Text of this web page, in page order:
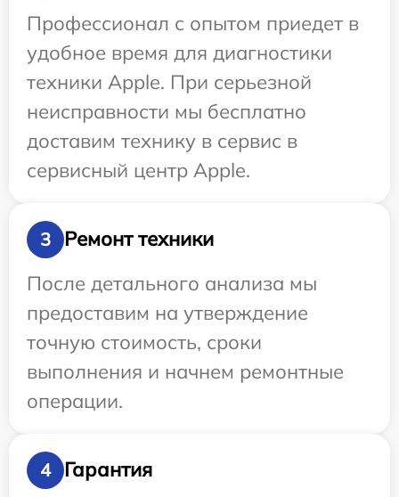
Профессионал с опытом приедет в
удобное время для диагностики
техники Apple. При серьезной
неисправности мы бесплатно
доставим технику в сервис в
сервисный центр Apple.
3
Ремонт техники
После детального анализа мы
предоставим на утверждение
точную стоимость, сроки
выполнения и начнем ремонтные
операции.
4 Гарантия